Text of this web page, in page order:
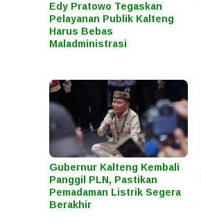
Edy Pratowo Tegaskan
Pelayanan Publik Kalteng
Harus Bebas
Maladministrasi
Gubernur Kalteng Kembali
Panggil PLN, Pastikan
Pemadaman Listrik Segera
Berakhir